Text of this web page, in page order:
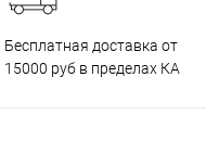
Бесплатная доставка от
15000 руб в пределах КАД